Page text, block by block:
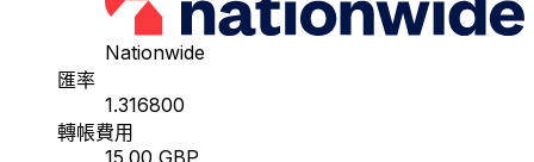
Nationwide
匯率
1.316800
轉帳費用
15.00 GBP